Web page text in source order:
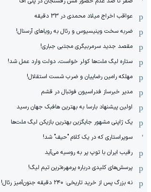
عواقب اخراج میلاد محمدی در 33 دقیقه
ضربه سخت وینیسیوس و رئال به رویاهای آرسنال!
مقصد جدید سرمربیگری مجتبی جباری!
ستاره لیگ ملت‌ها کولر خواست، دولت وارد عمل شد!
مهلکه رامین رضاییان و ضرب شست استقلال!
مدیر خبرساز فدراسیون فوتبال در قشم
اولین پیشنهاد بارسا به بهترین هافبک جهان رسید
یک ژاپنی مشهور جایگزین بهترین بازیکن لیگ ملت‌ها
سوپراستاری که در یک کلام "حیف" شد!
رقیب ایران با توپ پر به روسیه می‌آید
پرسش‌های کلیدی درباره پرمهره‌ترین تیم لیگ!
نه بزرگ پس از خرید تاریخی: ۲۴۰ دقیقه جنون‌آمیز رئال!